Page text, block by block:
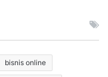
bisnis online